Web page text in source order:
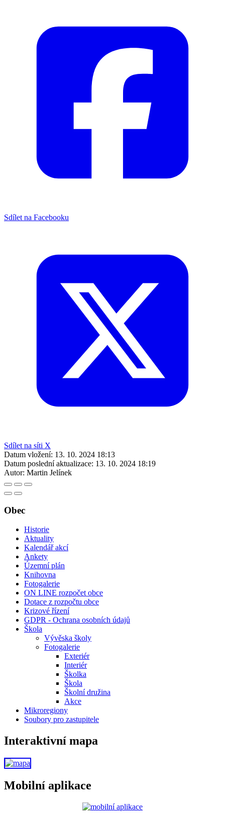
Sdílet na Facebooku
Sdílet na síti X
Datum vložení: 13. 10. 2024 18:13
Datum poslední aktualizace: 13. 10. 2024 18:19
Autor: Martin Jelínek
Obec
Historie
Aktuality
Kalendář akcí
Ankety
Územní plán
Knihovna
Fotogalerie
ON LINE rozpočet obce
Dotace z rozpočtu obce
Krizové řízení
GDPR - Ochrana osobních údajů
Škola
Vývěska školy
Fotogalerie
Exteriér
Interiér
Školka
Škola
Školní družina
Akce
Mikroregiony
Soubory pro zastupitele
Interaktivní mapa
Mobilní aplikace